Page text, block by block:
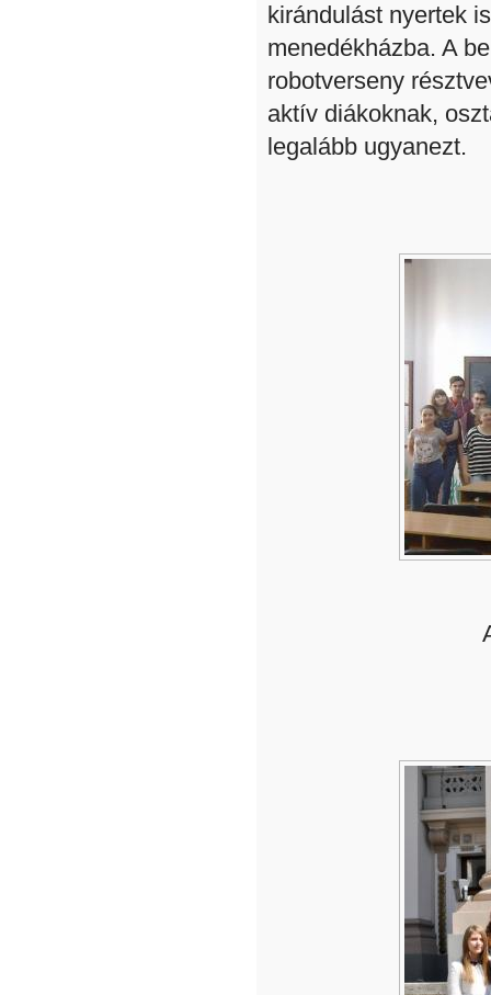
kirándulást nyertek
menedékházba. A
robotverseny
aktív diákoknak,
legalább ugyanezt.